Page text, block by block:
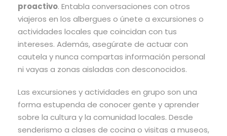
proactivo. Entabla conversaciones con otros
viajeros en los albergues o únete a excursiones o
actividades locales que coincidan con tus
intereses. Además, asegúrate de actuar con
cautela y nunca compartas información personal
ni vayas a zonas aisladas con desconocidos.
Las excursiones y actividades en grupo son una
forma estupenda de conocer gente y aprender
sobre la cultura y la comunidad locales. Desde
senderismo a clases de cocina o visitas a museos,